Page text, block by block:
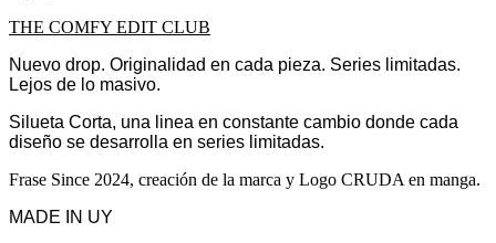
THE COMFY EDIT CLUB
Nuevo drop. Originalidad en cada pieza. Series limitadas.
Lejos de lo masivo.
Silueta Corta, una linea en constante cambio donde cada
diseño se desarrolla en series limitadas.
Frase Since 2024, creación de la marca y Logo CRUDA en manga.
MADE IN UY